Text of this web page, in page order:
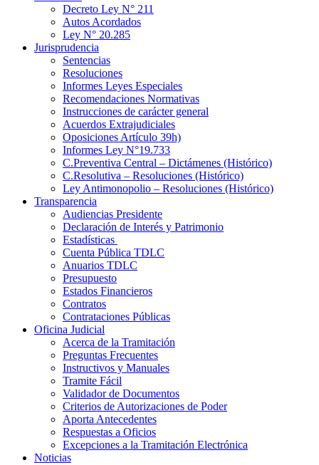
Decreto Ley N° 211
Autos Acordados
Ley N° 20.285
Jurisprudencia
Sentencias
Resoluciones
Informes Leyes Especiales
Recomendaciones Normativas
Instrucciones de carácter general
Acuerdos Extrajudiciales
Oposiciones Artículo 39h)
Informes Ley N°19.733
C.Preventiva Central – Dictámenes (Histórico)
C.Resolutiva – Resoluciones (Histórico)
Ley Antimonopolio – Resoluciones (Histórico)
Transparencia
Audiencias Presidente
Declaración de Interés y Patrimonio
Estadísticas
Cuenta Pública TDLC
Anuarios TDLC
Presupuesto
Estados Financieros
Contratos
Contrataciones Públicas
Oficina Judicial
Acerca de la Tramitación
Preguntas Frecuentes
Instructivos y Manuales
Tramite Fácil
Validador de Documentos
Criterios de Autorizaciones de Poder
Aporta Antecedentes
Respuestas a Oficios
Excepciones a la Tramitación Electrónica
Noticias